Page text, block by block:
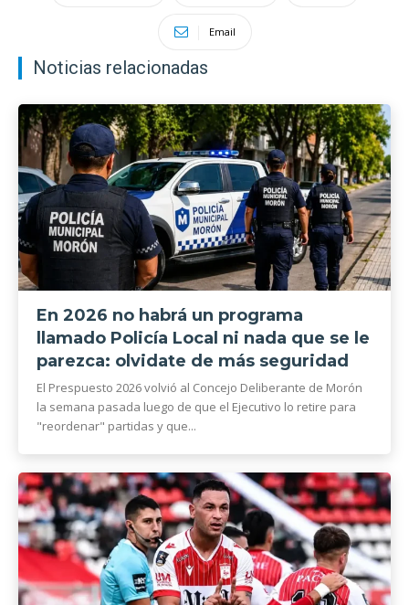
Email
Noticias relacionadas
En 2026 no habrá un programa
llamado Policía Local ni nada que se le
parezca: olvidate de más seguridad
El Prespuesto 2026 volvió al Concejo Deliberante de Morón
la semana pasada luego de que el Ejecutivo lo retire para
"reordenar" partidas y que...